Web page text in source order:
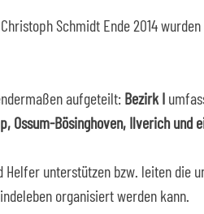
Schmidt Ende 2014
aufgeteilt: Bezirk I
Ossum-Bösinghoven, Ilverich und
unterstützen bzw. leiten die
organisiert werden kann.